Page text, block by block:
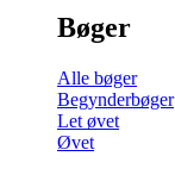
Bøger
Alle bøger
Begynderbøger
Let øvet
Øvet